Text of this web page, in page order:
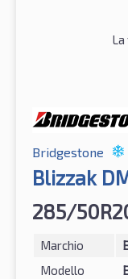
Bridgestone
Blizzak
285/
Marchio
Modello